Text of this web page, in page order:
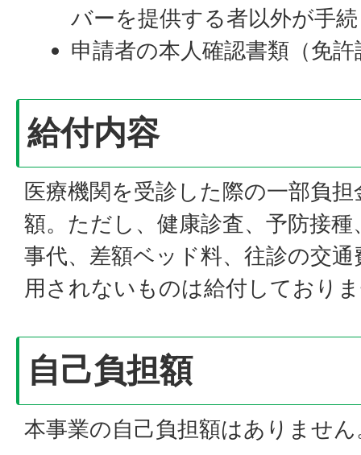
バーを提供する者以外が手
申請者の本人確認書類（免
給付内容
医療機関を受診した際の一部負
額。ただし、健康診査、予防接
事代、差額ベッド料、往診の交
用されないものは給付しており
自己負担額
本事業の自己負担額はありません